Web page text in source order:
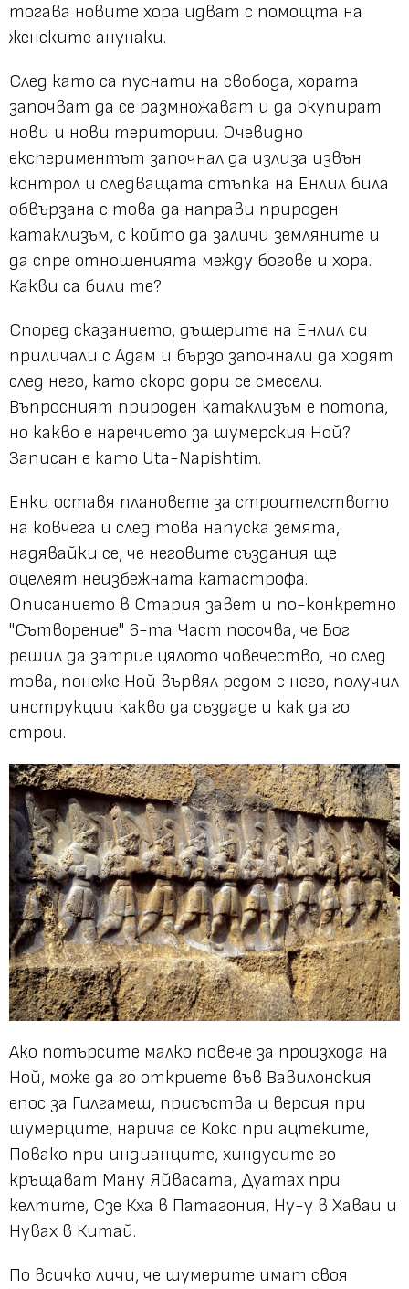
тогава новите хора идват с помощта на
женските анунаки.
След като са пуснати на свобода, хората
започват да се размножават и да окупират
нови и нови територии. Очевидно
експериментът започнал да излиза извън
контрол и следващата стъпка на Енлил била
обвързана с това да направи природен
катаклизъм, с който да заличи земляните и
да спре отношенията между богове и хора.
Какви са били те?
Според сказанието, дъщерите на Енлил си
приличали с Адам и бързо започнали да ходят
след него, като скоро дори се смесели.
Въпросният природен катаклизъм е потопа,
но какво е наречието за шумерския Ной?
Записан е като Uta-Napishtim.
Енки оставя плановете за строителството
на ковчега и след това напуска земята,
надявайки се, че неговите създания ще
оцелеят неизбежната катастрофа.
Описанието в Стария завет и по-конкретно
"Сътворение" 6-та Част посочва, че Бог
решил да затрие цялото човечество, но след
това, понеже Ной вървял редом с него, получил
инструкции какво да създаде и как да го
строи.
Ако потърсите малко повече за произхода на
Ной, може да го откриете във Вавилонския
епос за Гилгамеш, присъства и версия при
шумерците, нарича се Кокс при ацтеките,
Повако при индианците, хиндусите го
кръщават Ману Яйвасата, Дуатах при
келтите, Сзе Кха в Патагония, Ну-у в Хаваи и
Нувах в Китай.
По всичко личи, че шумерите имат своя